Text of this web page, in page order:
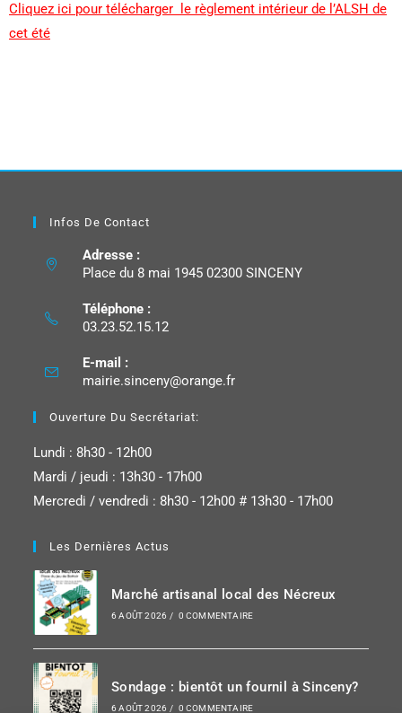
Cliquez ici pour télécharger le règlement intérieur de l’ALSH de
cet été
Infos De Contact
Adresse :
Place du 8 mai 1945 02300 SINCENY
Téléphone :
03.23.52.15.12
E-mail :
mairie.sinceny@orange.fr
Ouverture Du Secrétariat:
Lundi : 8h30 - 12h00
Mardi / jeudi : 13h30 - 17h00
Mercredi / vendredi : 8h30 - 12h00 # 13h30 - 17h00
Les Dernières Actus
Marché artisanal local des Nécreux
6 AOÛT 2026 / 0 COMMENTAIRE
Sondage : bientôt un fournil à Sinceny?
6 AOÛT 2026 / 0 COMMENTAIRE